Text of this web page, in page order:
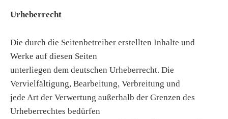
Urheberrecht
Die durch die Seitenbetreiber erstellten Inhalte und
Werke auf diesen Seiten
unterliegen dem deutschen Urheberrecht. Die
Vervielfältigung, Bearbeitung, Verbreitung und
jede Art der Verwertung außerhalb der Grenzen des
Urheberrechtes bedürfen